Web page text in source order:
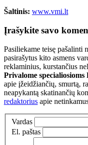
Šaltinis: www.vmi.lt
Įrašykite savo
Pasiliekame teisę pašalinti
pasirašytus kito asmens
reklaminius, kurstančius
Privalome
apie įžeidžiančių, smurtą,
neapykantą skatinančių
redaktorius apie
Vardas
El. paštas